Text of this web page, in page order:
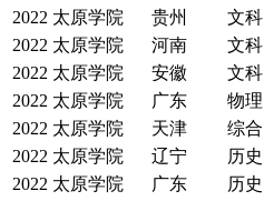
2022 太原学院 贵州 文科
2022 太原学院 河南 文科
2022 太原学院 安徽 文科
2022 太原学院 广东 物理
2022 太原学院 天津 综合
2022 太原学院 辽宁 历史
2022 太原学院 广东 历史